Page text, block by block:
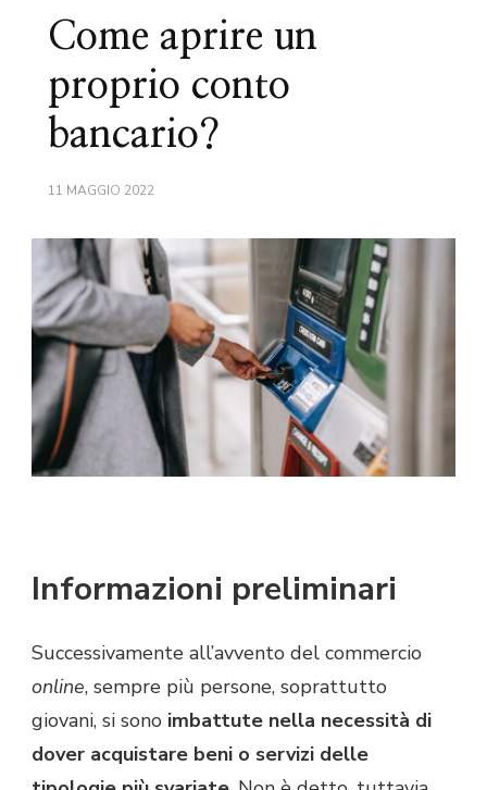
Come aprire un
proprio conto
bancario?
11 MAGGIO 2022
Informazioni preliminari
Successivamente all’avvento del commercio
online, sempre più persone, soprattutto
giovani, si sono imbattute nella necessità di
dover acquistare beni o servizi delle